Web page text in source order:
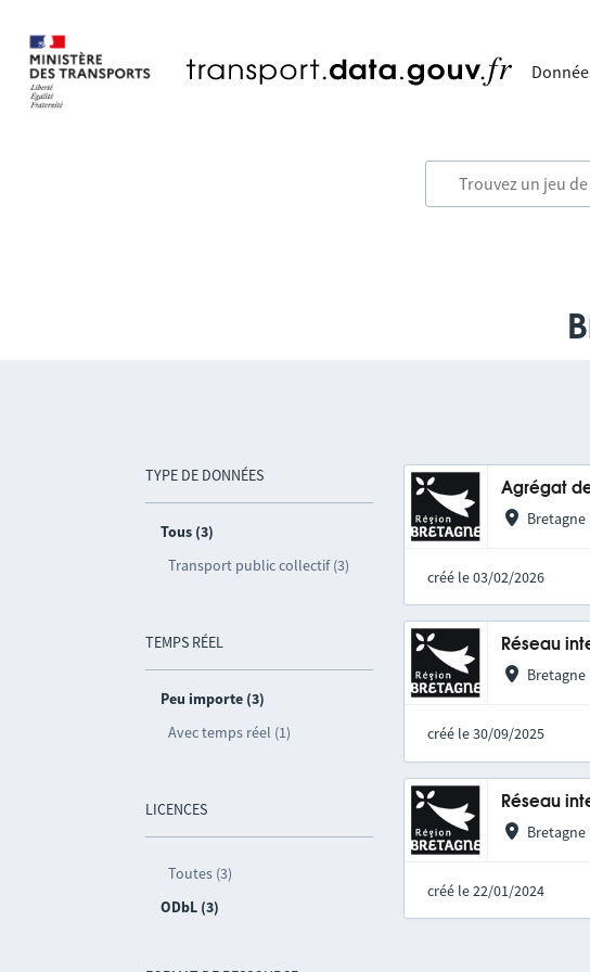
TYPE DE DONNÉES
Tous (3)
Transport public collectif (3)
TEMPS RÉEL
Peu importe (3)
Avec temps réel (1)
LICENCES
Toutes (3)
ODbL (3)
Agrégat
Bretagne
créé le 03/02/2026
Réseau
Bretagne
créé le 30/09/2025
Réseau
Bretagne
créé le 22/01/2024